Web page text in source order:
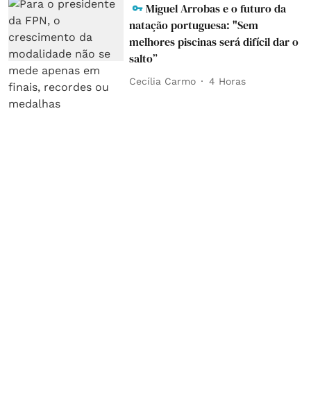
Miguel Arrobas e o futuro da
natação portuguesa: "Sem
melhores piscinas será difícil dar o
salto”
Cecília Carmo 4 Horas